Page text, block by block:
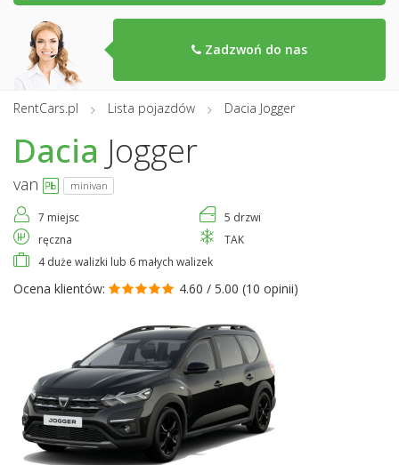
Zadzwoń do nas
RentCars.pl Lista pojazdów Dacia Jogger
Dacia Jogger
van minivan
7 miejsc
5 drzwi
ręczna
TAK
4 duże walizki lub 6 małych walizek
Ocena klientów: 4.60 / 5.00 (10 opinii)